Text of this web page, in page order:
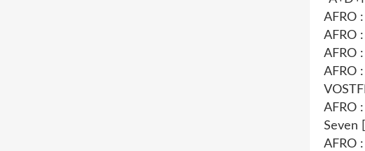
AFRO
AFRO
AFRO
AFRO
AFRO
Seven [
AFRO